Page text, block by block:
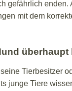
gefährlich
mit dem
überhaupt
Tierbesitzer
junge Tiere